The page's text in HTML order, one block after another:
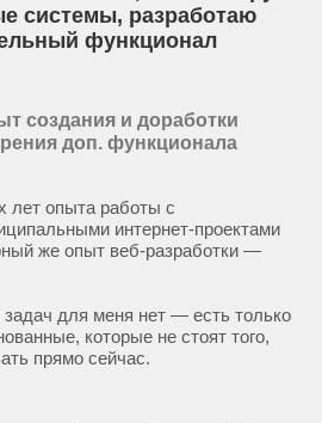
системы, разработаю
функционал
создания и доработки
доп. функционала
лет опыта работы с
интернет-проектами
же опыт веб-разработки —
для меня нет — есть только
которые не стоят того,
прямо сейчас.